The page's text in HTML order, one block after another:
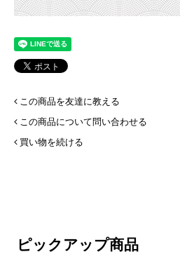
この商品を友達に教える
この商品について問い合わせる
買い物を続ける
ピックアップ商品